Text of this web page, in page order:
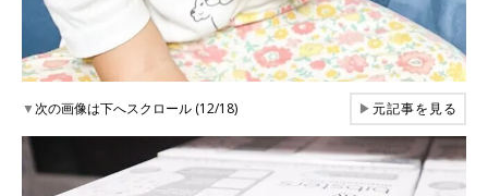
▼次の画像は下へスクロール (12/18) ▶元記事を見る